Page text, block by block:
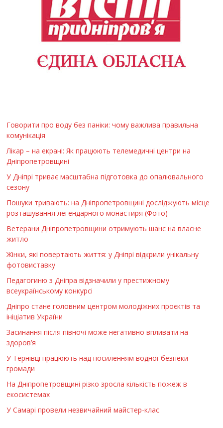
Говорити про воду без паніки: чому важлива правильна
комунікація
Лікар – на екрані: Як працюють телемедичні центри на
Дніпропетровщині
У Дніпрі триває масштабна підготовка до опалювального
сезону
Пошуки тривають: на Дніпропетровщині досліджують місце
розташування легендарного монастиря (Фото)
Ветерани Дніпропетровщини отримують шанс на власне
житло
Жінки, які повертають життя: у Дніпрі відкрили унікальну
фотовиставку
Педагогиню з Дніпра відзначили у престижному
всеукраїнському конкурсі
Дніпро стане головним центром молодіжних проєктів та
ініціатив України
Засинання після півночі може негативно впливати на
здоров’я
У Тернівці працюють над посиленням водної безпеки
громади
На Дніпропетровщині різко зросла кількість пожеж в
екосистемах
У Самарі провели незвичайний майстер-клас